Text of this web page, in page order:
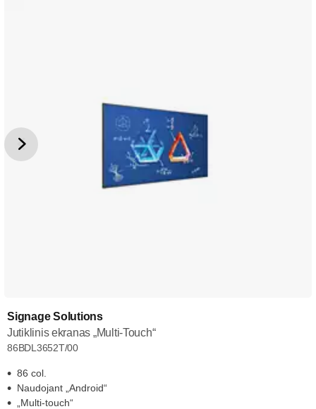
Signage Solutions
Jutiklinis ekranas „Multi-Touch“
86BDL3652T/00
86 col.
Naudojant „Android“
„Multi-touch“